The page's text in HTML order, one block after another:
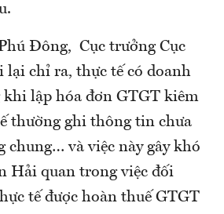
Đông, Cục trưởng Cục
lại chỉ ra, thực tế có doanh
khi lập hóa đơn GTGT kiêm
thường ghi thông tin chưa
chung… và việc này gây khó
Hải quan trong việc đối
tế được hoàn thuế GTGT